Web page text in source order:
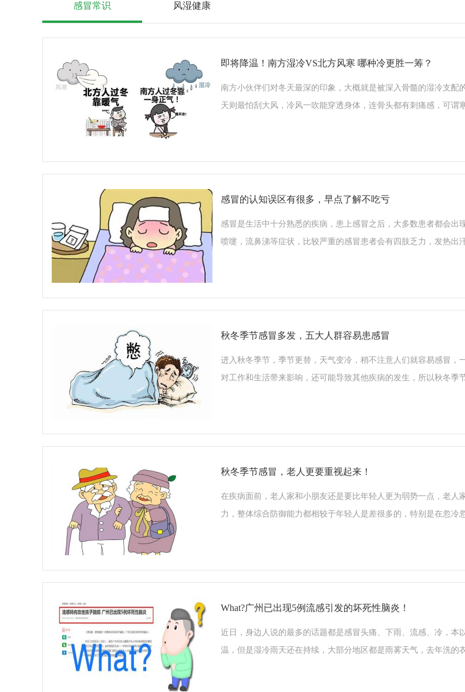
感冒常识 风湿健康
即将降温！南方湿冷VS北方风寒 哪种冷更胜一筹？
南方小伙伴们对冬天最深的印象，大概就是被深入骨髓的湿冷支配
天则最怕刮大风，冷风一吹能穿透身体，连骨头都有刺痛感，可
感冒的认知误区有很多，早点了解不吃亏
感冒是生活中十分熟悉的疾病，患上感冒之后，大多数患者都会出
喷嚏，流鼻涕等症状，比较严重的感冒患者会有四肢乏力，发热
秋冬季节感冒多发，五大人群容易患感冒
进入秋冬季节，季节更替，天气变冷，稍不注意人们就容易感冒，
对工作和生活带来影响，还可能导致其他疾病的发生，所以秋冬
秋冬季节感冒，老人更要重视起来！
在疾病面前，老人家和小朋友还是要比年轻人更为弱势一点，老人
力，整体综合防御能力都相较于年轻人是差很多的，特别是在忽
What?广州已出现5例流感引发的坏死性脑炎！
近日，身边人说的最多的话题都是感冒头痛、下雨、流感、冷，本
温，但是湿冷雨天还在持续，大部分地区都是雨雾天气，去年洗